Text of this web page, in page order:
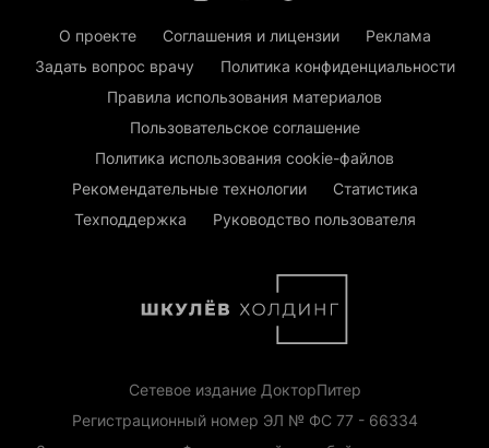
О проекте Соглашения и лицензии
Реклама
Задать вопрос врачу
Политика конфиденциальности
Правила использования материалов
Пользовательское соглашение
Политика использования cookie-файлов
Рекомендательные технологии
Статистика
Техподдержка
Руководство пользователя
Сетевое издание ДокторПитер
Регистрационный номер ЭЛ № ФС 77 - 66334